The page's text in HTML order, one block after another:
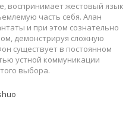
воспринимает жестовый язык
часть себя. Алан
и при этом сознательно
демонстрируя сложную
существует в постоянном
устной коммуникации
выбора.